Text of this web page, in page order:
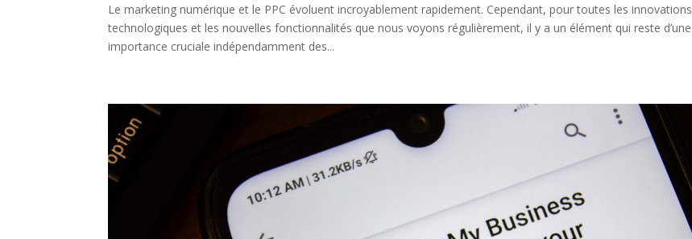
Le marketing numérique et le PPC évoluent incroyablement rapidement. Cependant, pour toutes les innovations
technologiques et les nouvelles fonctionnalités que nous voyons régulièrement, il y a un élément qui reste d’une
importance cruciale indépendamment des...